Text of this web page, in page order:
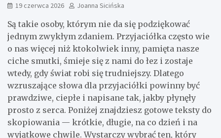
19 czerwca 2026 Joanna Sicińska
Są takie osoby, którym nie da się podziękować
jednym zwykłym zdaniem. Przyjaciółka często wie
o nas więcej niż ktokolwiek inny, pamięta nasze
ciche smutki, śmieje się z nami do łez i zostaje
wtedy, gdy świat robi się trudniejszy. Dlatego
wzruszające słowa dla przyjaciółki powinny być
prawdziwe, ciepłe i napisane tak, jakby płynęły
prosto z serca. Poniżej znajdziesz gotowe teksty do
skopiowania — krótkie, długie, na co dzień i na
wyjątkowe chwile. Wystarczy wybrać ten, który